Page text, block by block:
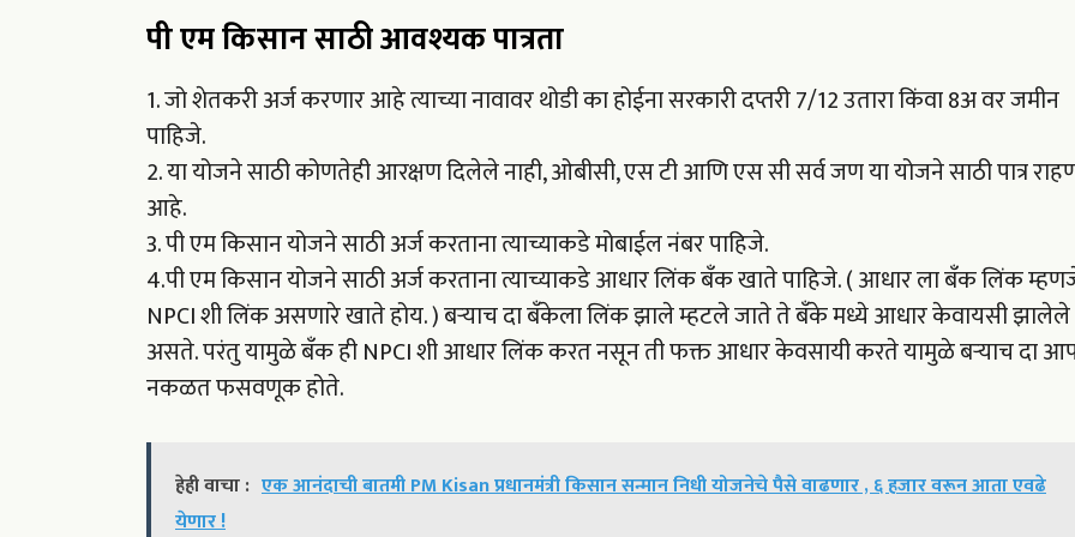
पी एम किसान साठी आवश्यक पात्रता
1. जो शेतकरी अर्ज करणार आहे त्याच्या नावावर थोडी का होईना सरकारी दप्तरी 7/12 उतारा किंवा 8अ वर जमीन
पाहिजे.
2. या योजने साठी कोणतेही आरक्षण दिलेले नाही, ओबीसी, एस टी आणि एस सी सर्व जण या योजने साठी पात्र
आहे.
3. पी एम किसान योजने साठी अर्ज करताना त्याच्याकडे मोबाईल नंबर पाहिजे.
4.पी एम किसान योजने साठी अर्ज करताना त्याच्याकडे आधार लिंक बँक खाते पाहिजे. ( आधार ला बँक लिंक
NPCI शी लिंक असणारे खाते होय. ) बऱ्याच दा बँकेला लिंक झाले म्हटले जाते ते बँके मध्ये आधार केवायसी झालेले
असते. परंतु यामुळे बँक ही NPCI शी आधार लिंक करत नसून ती फक्त आधार केवसायी करते यामुळे बऱ्याच दा
नकळत फसवणूक होते.
हेही वाचा : एक आनंदाची बातमी PM Kisan प्रधानमंत्री किसान सन्मान निधी योजनेचे पैसे वाढणार , ६ हजार वरून आता एवढे
येणार !